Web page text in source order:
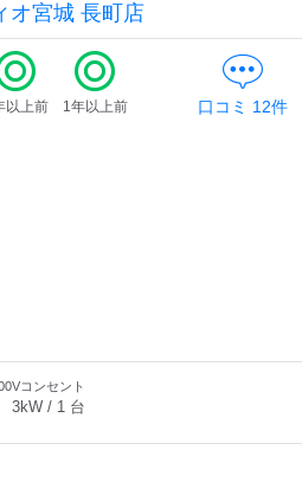
オ宮城 長町店
以上前 1年以上前 口コミ 12件
コンセント
3kW / 1 台